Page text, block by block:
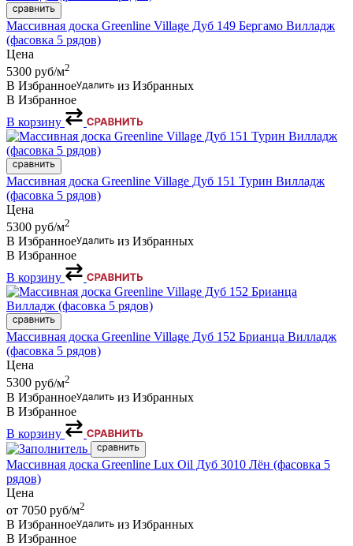
Массивная доска Greenline Village Дуб 149 Бергамо Вилладж
(фасовка 5 рядов)
Цена
5300 руб/м2
В Избранное
из Избранных
В Избранное
В корзину
Массивная доска Greenline Village Дуб 151 Турин Вилладж
(фасовка 5 рядов)
Цена
5300 руб/м2
В Избранное
из Избранных
В Избранное
В корзину
Массивная доска Greenline Village Дуб 152 Брианца Вилладж
(фасовка 5 рядов)
Цена
5300 руб/м2
В Избранное
из Избранных
В Избранное
В корзину
Массивная доска Greenline Lux Oil Дуб 3010 Лён (фасовка 5
рядов)
Цена
от 7050 руб/м2
В Избранное
из Избранных
В Избранное